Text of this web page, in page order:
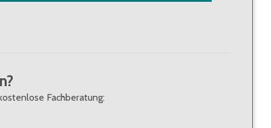
Fachberatung: